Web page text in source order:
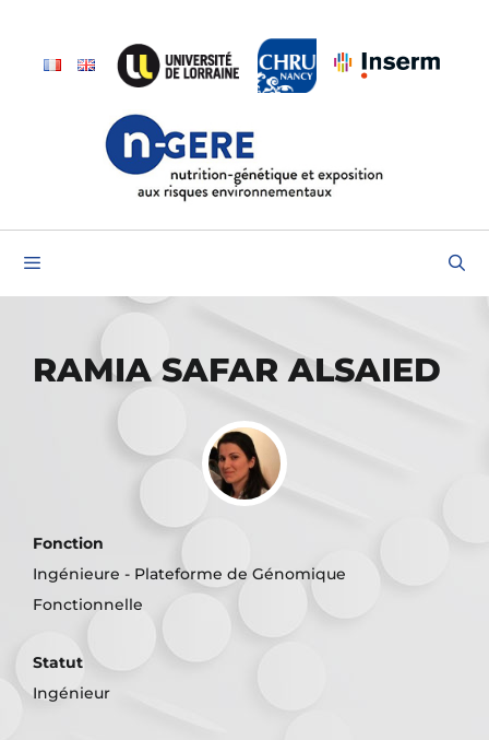
contenu
RAMIA SAFAR ALSAIED
Fonction
Ingénieure - Plateforme de Génomique
Fonctionnelle
Statut
Ingénieur